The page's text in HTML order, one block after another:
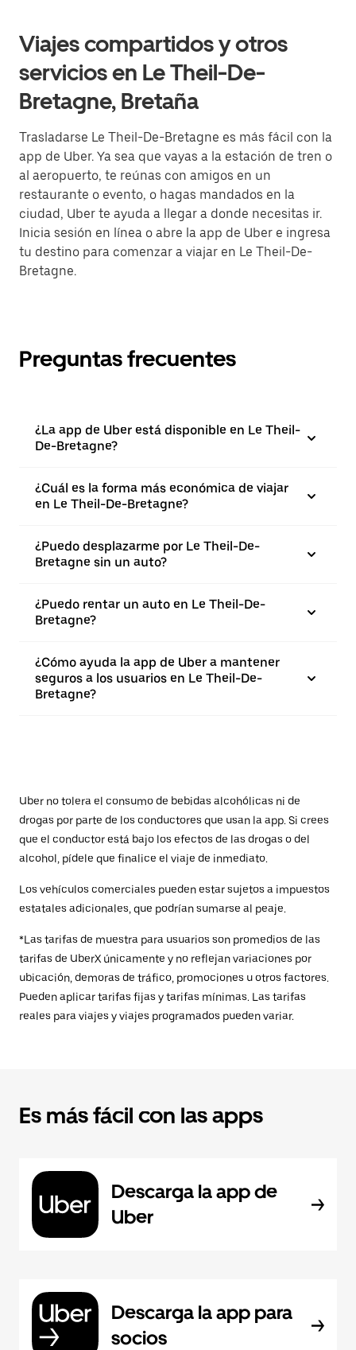
Viajes compartidos y otros
servicios en Le Theil-De-
Bretagne, Bretaña
Trasladarse Le Theil-De-Bretagne es más fácil con la
app de Uber. Ya sea que vayas a la estación de tren o
al aeropuerto, te reúnas con amigos en un
restaurante o evento, o hagas mandados en la
ciudad, Uber te ayuda a llegar a donde necesitas ir.
Inicia sesión en línea o abre la app de Uber e ingresa
tu destino para comenzar a viajar en Le Theil-De-
Bretagne.
Preguntas frecuentes
¿La app de Uber está disponible en Le Theil-
De-Bretagne?
¿Cuál es la forma más económica de viajar
en Le Theil-De-Bretagne?
¿Puedo desplazarme por Le Theil-De-
Bretagne sin un auto?
¿Puedo rentar un auto en Le Theil-De-
Bretagne?
¿Cómo ayuda la app de Uber a mantener
seguros a los usuarios en Le Theil-De-
Bretagne?
Uber no tolera el consumo de bebidas alcohólicas ni de
drogas por parte de los conductores que usan la app. Si crees
que el conductor está bajo los efectos de las drogas o del
alcohol, pídele que finalice el viaje de inmediato.
Los vehículos comerciales pueden estar sujetos a impuestos
estatales adicionales, que podrían sumarse al peaje.
*Las tarifas de muestra para usuarios son promedios de las
tarifas de UberX únicamente y no reflejan variaciones por
ubicación, demoras de tráfico, promociones u otros factores.
Pueden aplicar tarifas fijas y tarifas mínimas. Las tarifas
reales para viajes y viajes programados pueden variar.
Es más fácil con las apps
Descarga la app de
Uber
Descarga la app para
socios